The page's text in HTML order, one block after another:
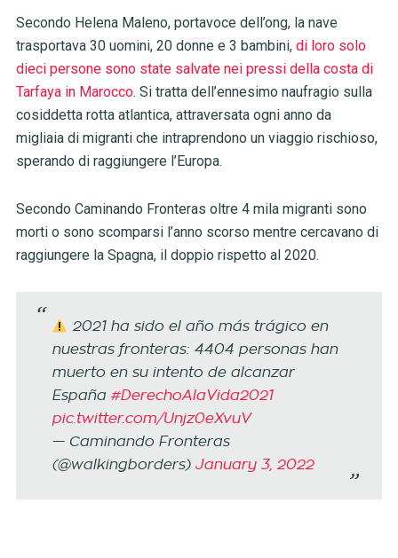
Secondo Helena Maleno, portavoce dell’ong, la nave
trasportava 30 uomini, 20 donne e 3 bambini, di loro solo
dieci persone sono state salvate nei pressi della costa di
Tarfaya in Marocco. Si tratta dell’ennesimo naufragio sulla
cosiddetta rotta atlantica, attraversata ogni anno da
migliaia di migranti che intraprendono un viaggio rischioso,
sperando di raggiungere l’Europa.
Secondo Caminando Fronteras oltre 4 mila migranti sono
morti o sono scomparsi l’anno scorso mentre cercavano di
raggiungere la Spagna, il doppio rispetto al 2020.
2021 ha sido el año más trágico en
nuestras fronteras: 4404 personas han
muerto en su intento de alcanzar
España #DerechoAlaVida2021
pic.twitter.com/Unjz0eXvuV
— Caminando Fronteras
(@walkingborders) January 3, 2022